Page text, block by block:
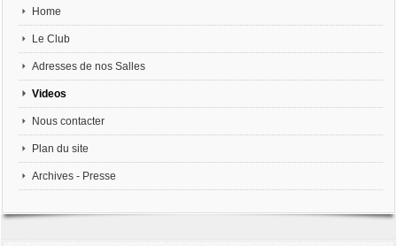
Home
Le Club
Adresses de nos Salles
Videos
Nous contacter
Plan du site
Archives - Presse